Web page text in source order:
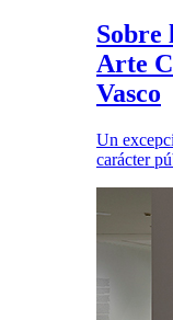
Sobre
Arte
Vasco
Un
carácter